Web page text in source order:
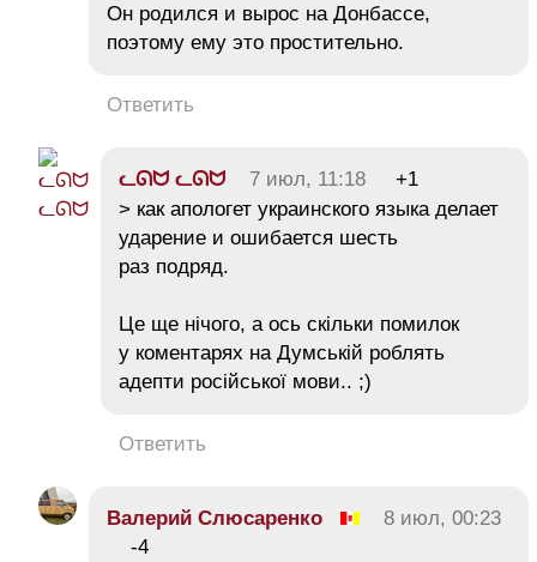
Он родился и вырос на Донбассе,
поэтому ему это простительно.
Ответить
ᓚᘏᗢ ᓚᘏᗢ 7 июл, 11:18
+1
> как апологет украинского языка делает
ударение и ошибается шесть
раз подряд.
Це ще нічого, а ось скільки помилок
у коментарях на Думській роблять
адепти російської мови.. ;)
Ответить
Валерий Слюсаренко
8 июл, 00:23
-4